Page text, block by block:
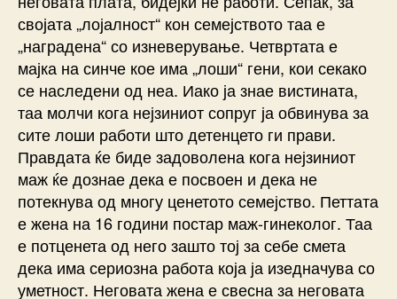
својата „лојалност“ кон семејството таа е
„наградена“ со изневерување. Четвртата е
мајка на синче кое има „лоши“ гени, кои секако
се наследени од неа. Иако ја знае вистината,
таа молчи кога нејзиниот сопруг ја обвинува за
сите лоши работи што детенцето ги прави.
Правдата ќе биде задоволена кога нејзиниот
маж ќе дознае дека е посвоен и дека не
потекнува од многу ценетото семејство. Петтата
е жена на 16 години постар маж-гинеколог. Таа
е потценета од него зашто тој за себе смета
дека има сериозна работа која ја изедначува со
уметност. Неговата жена е свесна за неговата